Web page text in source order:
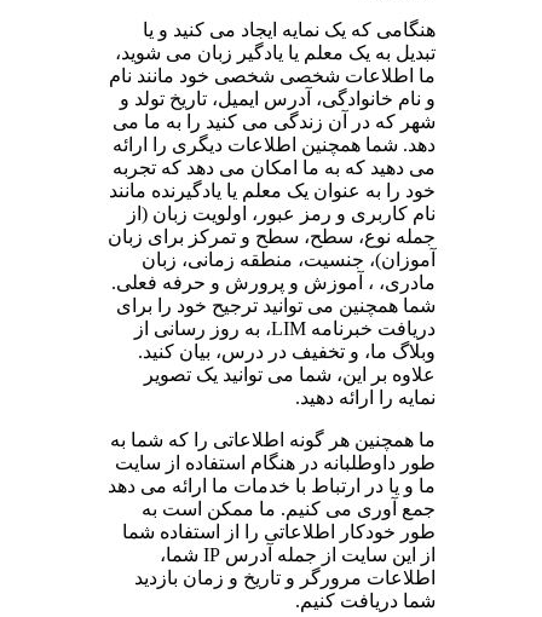
هنگامی که یک نمایه ایجاد می کنید و یا
تبدیل به یک معلم یا یادگیر زبان می شوید،
ما اطلاعات شخصی شخصی خود مانند نام
و نام خانوادگی، آدرس ایمیل، تاریخ تولد و
شهر که در آن زندگی می کنید را به ما می
دهد. شما همچنین اطلاعات دیگری را ارائه
می دهید که به ما امکان می دهد که تجربه
خود را به عنوان یک معلم یا یادگیرنده مانند
نام کاربری و رمز عبور، اولویت زبان (از
جمله نوع، سطح، سطح و تمرکز برای زبان
آموزان)، جنسیت، منطقه زمانی، زبان
مادری، ، آموزش و پرورش و حرفه فعلی.
شما همچنین می توانید ترجیح خود را برای
دریافت خبرنامه LIM، به روز رسانی از
وبلاگ ما، و تخفیف در درس، بیان کنید.
علاوه بر این، شما می توانید یک تصویر
نمایه را ارائه دهید.
ما همچنین هر گونه اطلاعاتی را که شما به
طور داوطلبانه در هنگام استفاده از سایت
ما و یا در ارتباط با خدمات ما ارائه می دهد
جمع آوری می کنیم. ما ممکن است به
طور خودکار اطلاعاتی را از استفاده شما
از این سایت از جمله آدرس IP شما،
اطلاعات مرورگر و تاریخ و زمان بازدید
شما دریافت کنیم.